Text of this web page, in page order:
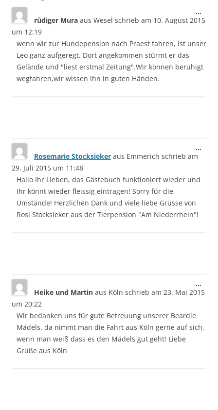
rüdiger Mura aus Wesel schrieb am 10. August 2015
um 12:19
wenn wir zur Hundepension nach Praest fahren, ist unser
Leo ganz aufgeregt. Dort angekommen stürmt er das
Gelände und "liest erstmal Zeitung".Wir können beruhigt
wegfahren,wir wissen ihn in guten Händen.
...
Rosemarie Stocksieker aus Emmerich schrieb am
29. Juli 2015 um 11:48
Hallo Ihr Lieben, das Gästebuch funktioniert wieder und
Ihr könnt wieder fleissig eintragen! Sorry für die
Umstände! Herzlichen Dank und viele liebe Grüsse von
Rosi Stocksieker aus der Tierpension "Am Niederrhein"!
...
Heike und Martin aus Köln schrieb am 23. Mai 2015
um 20:22
Wir bedanken uns für gute Betreuung unserer Beardie
Mädels, da nimmt man die Fahrt aus Köln gerne auf sich,
wenn man weiß dass es den Mädels gut geht! Liebe
Grüße aus Köln
...